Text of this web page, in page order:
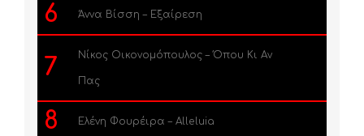
6 Άννα Βίσση – Εξαίρεση
7 Νίκος Οικονομόπουλος – Όπου Κι Αν
Πας
8 Ελένη Φουρέιρα – Alleluia